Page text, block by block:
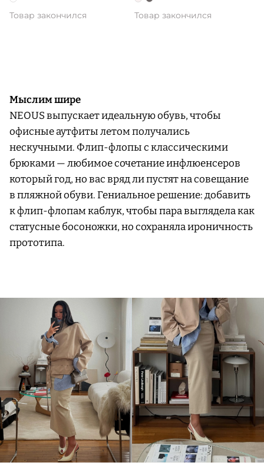
Товар закончился Товар закончился
Мыслим шире
NEOUS выпускает идеальную обувь, чтобы
офисные аутфиты летом получались
нескучными. Флип-флопы с классическими
брюками — любимое сочетание инфлюенсеров
который год, но вас вряд ли пустят на совещание
в пляжной обуви. Гениальное решение: добавить
к флип-флопам каблук, чтобы пара выглядела как
статусные босоножки, но сохраняла ироничность
прототипа.